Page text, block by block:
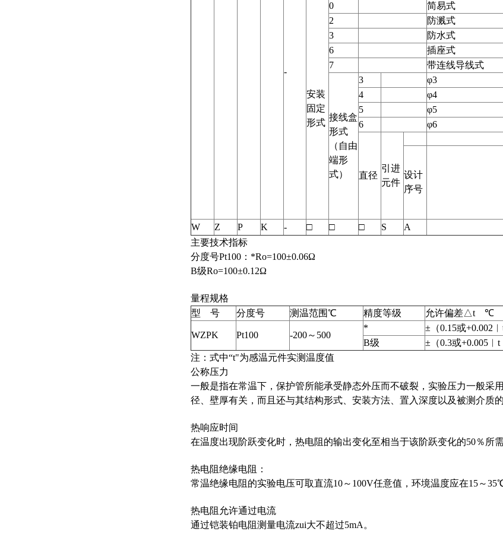
-
安装
固定
形式
0
简易式
2
防溅式
3
防水式
6
插座式
7
带连线导线式
接线盒
形式
（自由
端形
式）
3
φ3
4
φ4
5
φ5
6
φ6
直径
引进
元件
设计
序号
W Z P K - □ □ □ S A
主要技术指标
分度号Pt100：*Ro=100±0.06Ω
B级Ro=100±0.12Ω
量程规格
型 号
分度号 测温范围℃ 精度等级 允许偏差△t ℃
WZPK Pt100 -200～500
*
±（0.15或
B级
±（0.3或
注：式中“t"为感温元件实测温度值
公称压力
一般是指在常温下，保护管所能承受静态外压而不破裂，实验压力一般采
径、壁厚有关，而且还与其结构形式、安装方法、置入深度以及被测介质
热响应时间
在温度出现阶跃变化时，热电阻的输出变化至相当于该阶跃变化的50％所
热电阻绝缘电阻：
常温绝缘电阻的实验电压可取直流10～100V任意值，环境温度应在15～
热电阻允许通过电流
通过铠装铂电阻测量电流zui大不超过5mA。